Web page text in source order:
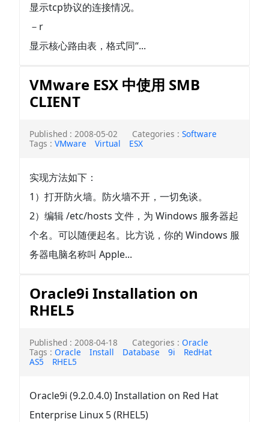
显示tcp协议的连接情况。
－r
显示核心路由表，格式同“...
VMware ESX 中使用 SMB
CLIENT
Published : 2008-05-02 Categories : Software
Tags : VMware Virtual ESX
实现方法如下：
1）打开防火墙。防火墙不开，一切免谈。
2）编辑 /etc/hosts 文件，为 Windows 服务器起
个名。可以随便起名。比方说，你的 Windows 服
务器电脑名称叫 Apple...
Oracle9i Installation on
RHEL5
Published : 2008-04-18 Categories : Oracle
Tags : Oracle Install Database 9i
RedHat
AS5
RHEL5
Oracle9i (9.2.0.4.0) Installation on Red Hat
Enterprise Linux 5 (RHEL5)